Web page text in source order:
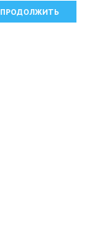
ПРОДОЛЖИТЬ